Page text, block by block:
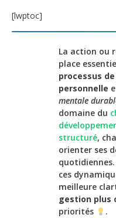
[lwptoc]
La action ou
place
processus
personnelle
mentale
domaine du
structuré,
orienter ses
ces
meilleure
gestion plus
priorités
.